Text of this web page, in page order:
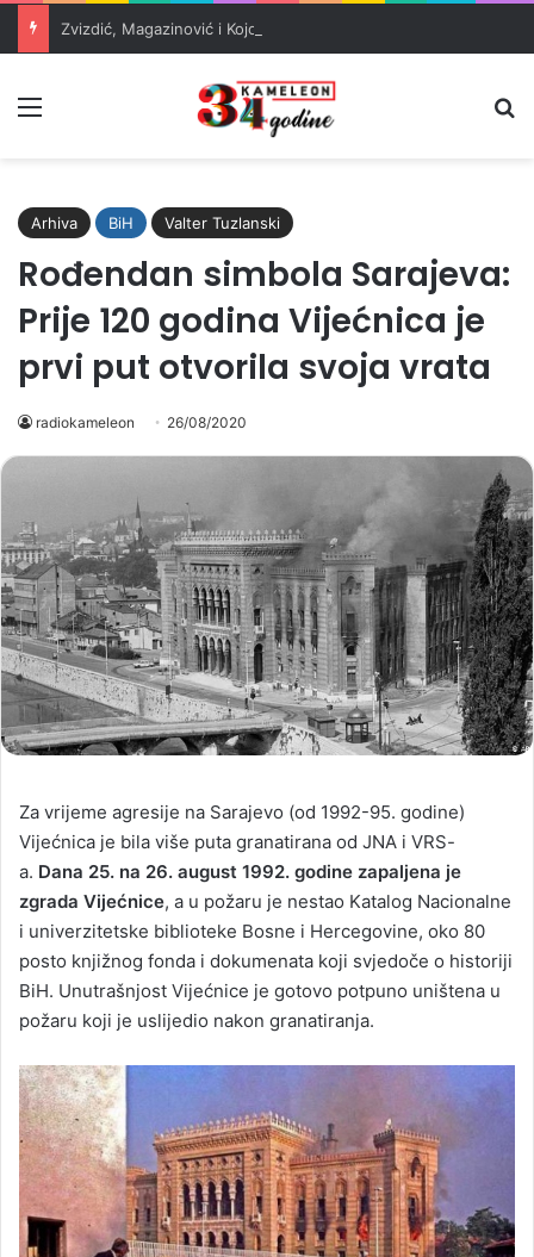
Arhiva BiH Valter Tuzlanski
Rođendan simbola Sarajeva:
Prije 120 godina Vijećnica je
prvi put otvorila svoja vrata
radiokameleon 26/08/2020
Za vrijeme agresije na Sarajevo (od 1992-95. godine)
Vijećnica je bila više puta granatirana od JNA i VRS-
a. Dana 25. na 26. august 1992. godine zapaljena je
zgrada Vijećnice, a u požaru je nestao Katalog Nacionalne
i univerzitetske biblioteke Bosne i Hercegovine, oko 80
posto knjižnog fonda i dokumenata koji svjedoče o historiji
BiH. Unutrašnjost Vijećnice je gotovo potpuno uništena u
požaru koji je uslijedio nakon granatiranja.